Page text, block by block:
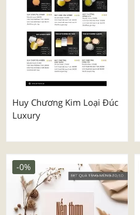
Huy Chương Kim Loại Đúc
Luxury
-0%